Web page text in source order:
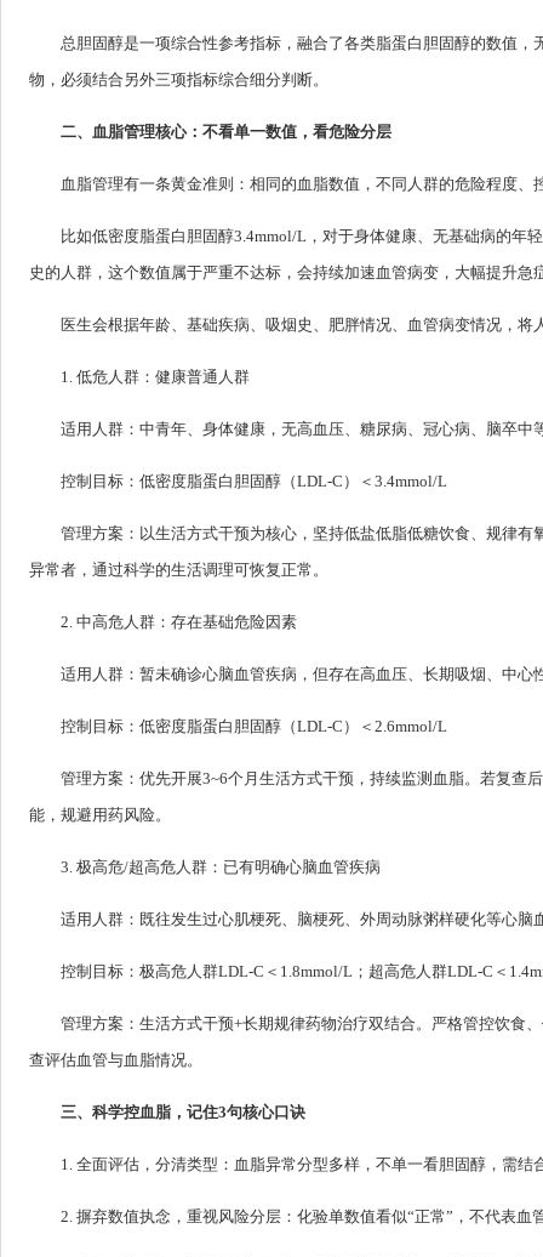
总胆固醇是一项综合性参考指标，融合了各类脂蛋白胆固醇的数值
物，必须结合另外三项指标综合细分判断。
二、血脂管理核心：不看单一数值，看危险分层
血脂管理有一条黄金准则：相同的血脂数值，不同人群的危险程度、
比如低密度脂蛋白胆固醇3.4mmol/L，对于身体健康、无基础病的年
史的人群，这个数值属于严重不达标，会持续加速血管病变，大幅提升急
医生会根据年龄、基础疾病、吸烟史、肥胖情况、血管病变情况，
1. 低危人群：健康普通人群
适用人群：中青年、身体健康，无高血压、糖尿病、冠心病、脑卒
控制目标：低密度脂蛋白胆固醇（LDL-C）＜3.4mmol/L
管理方案：以生活方式干预为核心，坚持低盐低脂低糖饮食、规律
异常者，通过科学的生活调理可恢复正常。
2. 中高危人群：存在基础危险因素
适用人群：暂未确诊心脑血管疾病，但存在高血压、长期吸烟、中
控制目标：低密度脂蛋白胆固醇（LDL-C）＜2.6mmol/L
管理方案：优先开展3~6个月生活方式干预，持续监测血脂。若复查
能，规避用药风险。
3. 极高危/超高危人群：已有明确心脑血管疾病
适用人群：既往发生过心肌梗死、脑梗死、外周动脉粥样硬化等心脑
控制目标：极高危人群LDL-C＜1.8mmol/L；超高危人群LDL-C＜
管理方案：生活方式干预+长期规律药物治疗双结合。严格管控饮食
查评估血管与血脂情况。
三、科学控血脂，记住3句核心口诀
1. 全面评估，分清类型：血脂异常分型多样，不单一看胆固醇，需
2. 摒弃数值执念，重视风险分层：化验单数值看似“正常”，不代表